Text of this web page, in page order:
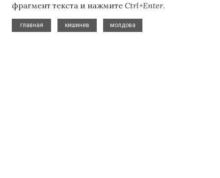
фрагмент текста и нажмите Ctrl+Enter.
главная
кишинев
молдова